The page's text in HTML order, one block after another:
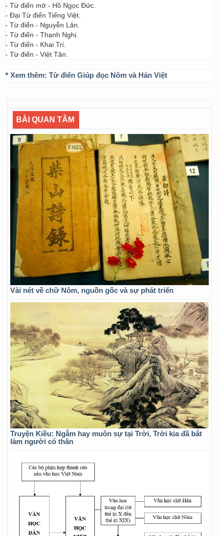
- Từ điển mở - Hồ Ngọc Đức.
- Đại Từ điển Tiếng Việt.
- Từ điển - Nguyễn Lân.
- Từ điển - Thanh Nghị.
- Từ điển - Khai Trí.
- Từ điển - Việt Tân.
* Xem thêm: Từ điển Giúp đọc Nôm và Hán Việt
BÀI QUAN TÂM
Vài nét về chữ Nôm, nguồn gốc và sự phát triển
Truyện Kiều: Ngẫm hay muôn sự tại Trời, Trời kia đã bắt
làm người có thân